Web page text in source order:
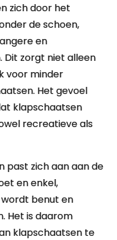
zich door het
de schoen,
en
Dit zorgt niet alleen
voor minder
Het gevoel
klapschaatsen
recreatieve als
past zich aan aan de
en enkel,
benut en
Het is daarom
klapschaatsen te